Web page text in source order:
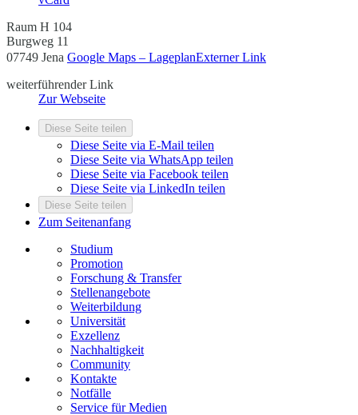
Raum H 104
Burgweg 11
07749 Jena Google Maps – LageplanExterner Link
weiterführender Link
Zur Webseite
Diese Seite teilen
Diese Seite via E-Mail teilen
Diese Seite via WhatsApp teilen
Diese Seite via Facebook teilen
Diese Seite via LinkedIn teilen
Diese Seite teilen
Zum Seitenanfang
Studium
Promotion
Forschung & Transfer
Stellenangebote
Weiterbildung
Universität
Exzellenz
Nachhaltigkeit
Community
Kontakte
Notfälle
Service für Medien